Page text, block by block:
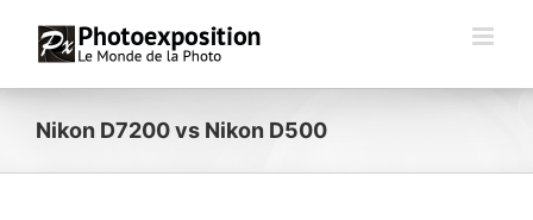
Nikon D7200 vs Nikon D500